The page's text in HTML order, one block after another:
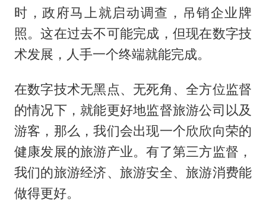
时，政府马上就启动调查，吊销企业牌
照。这在过去不可能完成，但现在数字技
术发展，人手一个终端就能完成。
在数字技术无黑点、无死角、全方位监督
的情况下，就能更好地监督旅游公司以及
游客，那么，我们会出现一个欣欣向荣的
健康发展的旅游产业。有了第三方监督，
我们的旅游经济、旅游安全、旅游消费能
做得更好。